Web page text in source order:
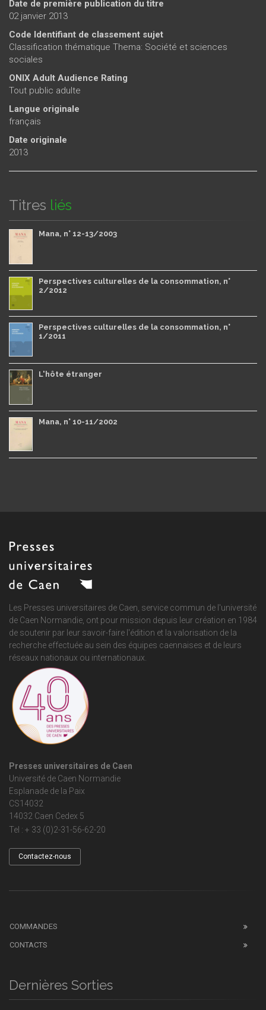
Date de première publication du titre
02 janvier 2013
Code Identifiant de classement sujet
Classification thématique Thema: Société et sciences
sociales
ONIX Adult Audience Rating
Tout public adulte
Langue originale
français
Date originale
2013
Titres liés
Mana, n° 12-13/2003
Perspectives culturelles de la consommation, n°
2/2012
Perspectives culturelles de la consommation, n°
1/2011
L'hôte étranger
Mana, n° 10-11/2002
Les Presses universitaires de Caen, service commun de l'université
de Caen Normandie , ont pour mission depuis leur création en 1984
de soutenir par leur savoir-faire l'édition et la valorisation de la
recherche effectuée au sein des équipes caennaises et de leurs
réseaux nationaux ou internationaux.
Presses universitaires de Caen
Université de Caen Normandie
Esplanade de la Paix
CS14032
14032 Caen Cedex 5
Tel : + 33 (0)2-31-56-62-20
Contactez-nous
COMMANDES
CONTACTS
Dernières Sorties